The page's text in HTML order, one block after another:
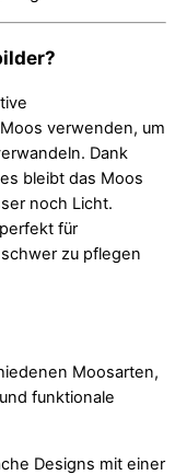
verwenden, um
Dank
bleibt das Moos
noch Licht.
für
zu pflegen
Moosarten,
funktionale
Designs mit einer